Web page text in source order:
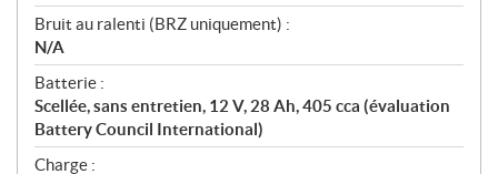
Bruit au ralenti (BRZ uniquement) :
N/A
Batterie :
Scellée, sans entretien, 12 V, 28 Ah, 405 cca (évaluation
Battery Council International)
Charge :